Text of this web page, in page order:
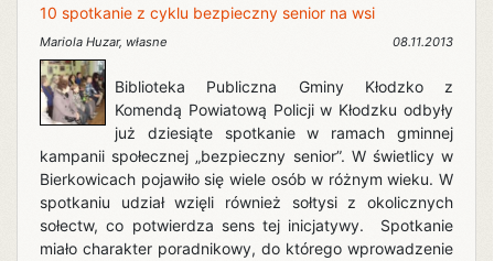
10 spotkanie z cyklu bezpieczny senior na wsi
Mariola Huzar, własne 08.11.2013
Biblioteka Publiczna Gminy Kłodzko z
Komendą Powiatową Policji w Kłodzku odbyły
już dziesiąte spotkanie w ramach gminnej
kampanii społecznej „bezpieczny senior”. W świetlicy w
Bierkowicach pojawiło się wiele osób w różnym wieku. W
spotkaniu udział wzięli również sołtysi z okolicznych
sołectw, co potwierdza sens tej inicjatywy. Spotkanie
miało charakter poradnikowy, do którego wprowadzenie